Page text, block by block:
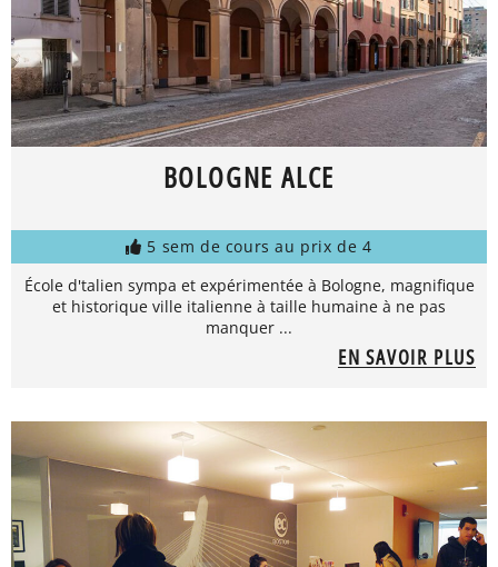
BOLOGNE ALCE
5 sem de cours au prix de 4
École d'talien sympa et expérimentée à Bologne, magnifique
et historique ville italienne à taille humaine à ne pas
manquer ...
EN SAVOIR PLUS